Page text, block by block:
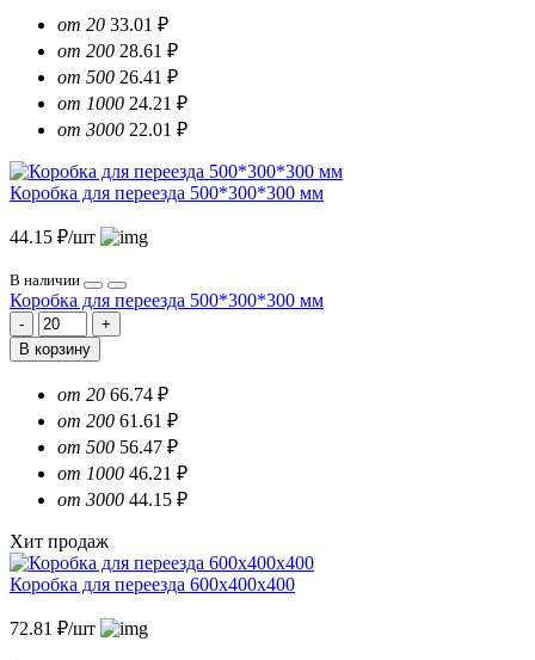
от 20 33.01 ₽
от 200 28.61 ₽
от 500 26.41 ₽
от 1000 24.21 ₽
от 3000 22.01 ₽
Коробка для переезда 500*300*300 мм
44.15 ₽/шт
В наличии
Коробка для переезда 500*300*300 мм
В корзину
от 20 66.74 ₽
от 200 61.61 ₽
от 500 56.47 ₽
от 1000 46.21 ₽
от 3000 44.15 ₽
Хит продаж
Коробка для переезда 600х400х400
72.81 ₽/шт